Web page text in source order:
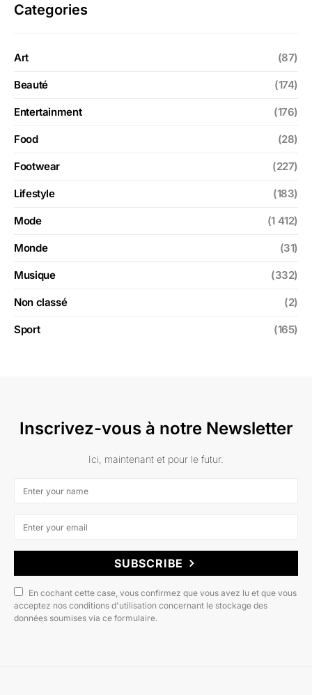
Categories
Art (87)
Beauté (174)
Entertainment (176)
Food (28)
Footwear (227)
Lifestyle (183)
Mode (1 412)
Monde (31)
Musique (332)
Non classé (2)
Sport (165)
Inscrivez-vous à notre Newsletter
Ici, maintenant et pour le futur.
SUBSCRIBE
En cochant cette case, vous confirmez que vous avez lu et que vous
acceptez nos conditions d'utilisation concernant le stockage des
données soumises via ce formulaire.